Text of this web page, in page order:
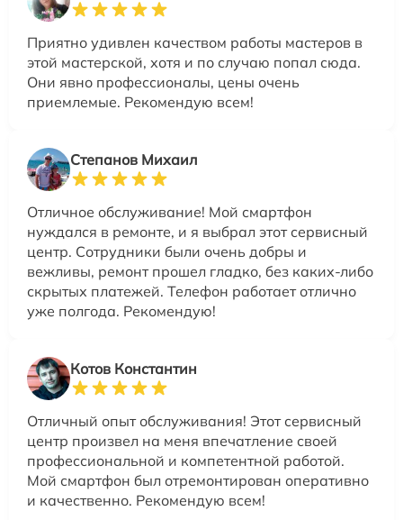
Приятно удивлен качеством работы мастеров в
этой мастерской, хотя и по случаю попал сюда.
Они явно профессионалы, цены очень
приемлемые. Рекомендую всем!
Степанов Михаил
Отличное обслуживание! Мой смартфон
нуждался в ремонте, и я выбрал этот сервисный
центр. Сотрудники были очень добры и
вежливы, ремонт прошел гладко, без каких-либо
скрытых платежей. Телефон работает отлично
уже полгода. Рекомендую!
Котов Константин
Отличный опыт обслуживания! Этот сервисный
центр произвел на меня впечатление своей
профессиональной и компетентной работой.
Мой смартфон был отремонтирован оперативно
и качественно. Рекомендую всем!